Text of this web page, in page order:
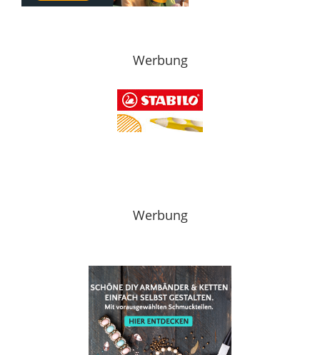
Werbung
Werbung